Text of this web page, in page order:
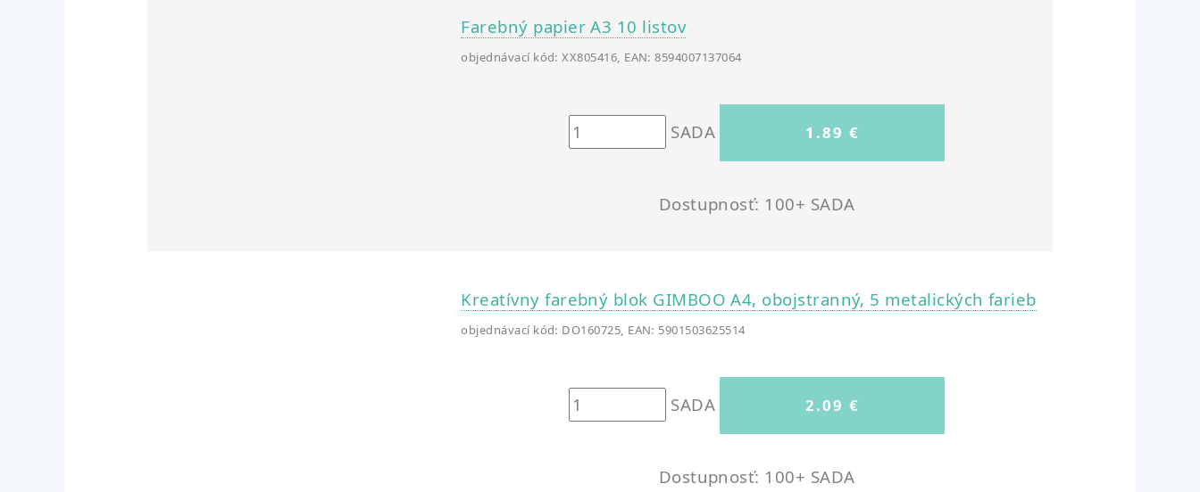
Farebný papier A3 10 listov
objednávací kód: XX805416, EAN: 8594007137064
SADA
Dostupnosť: 100+ SADA
Kreatívny farebný blok GIMBOO A4, obojstranný, 5 metalických farieb
objednávací kód: DO160725, EAN: 5901503625514
SADA
Dostupnosť: 100+ SADA